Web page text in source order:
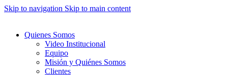
Skip to navigation Skip to main content
Quienes Somos
Video Institucional
Equipo
Misión y Quiénes Somos
Clientes